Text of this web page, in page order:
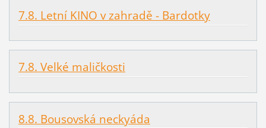
7.8. Letní KINO v zahradě - Bardotky
7.8. Velké maličkosti
8.8. Bousovská neckyáda